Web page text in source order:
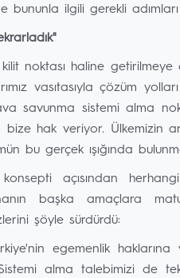
bununla ilgili gerekli
noktası haline getirilmeye
vasıtasıyla çözüm
savunma sistemi alma
hak veriyor. Ülkemizin
bu gerçek ışığında
açısından
başka amaçlara
şöyle sürdürdü:
egemenlik
alma talebimizi de